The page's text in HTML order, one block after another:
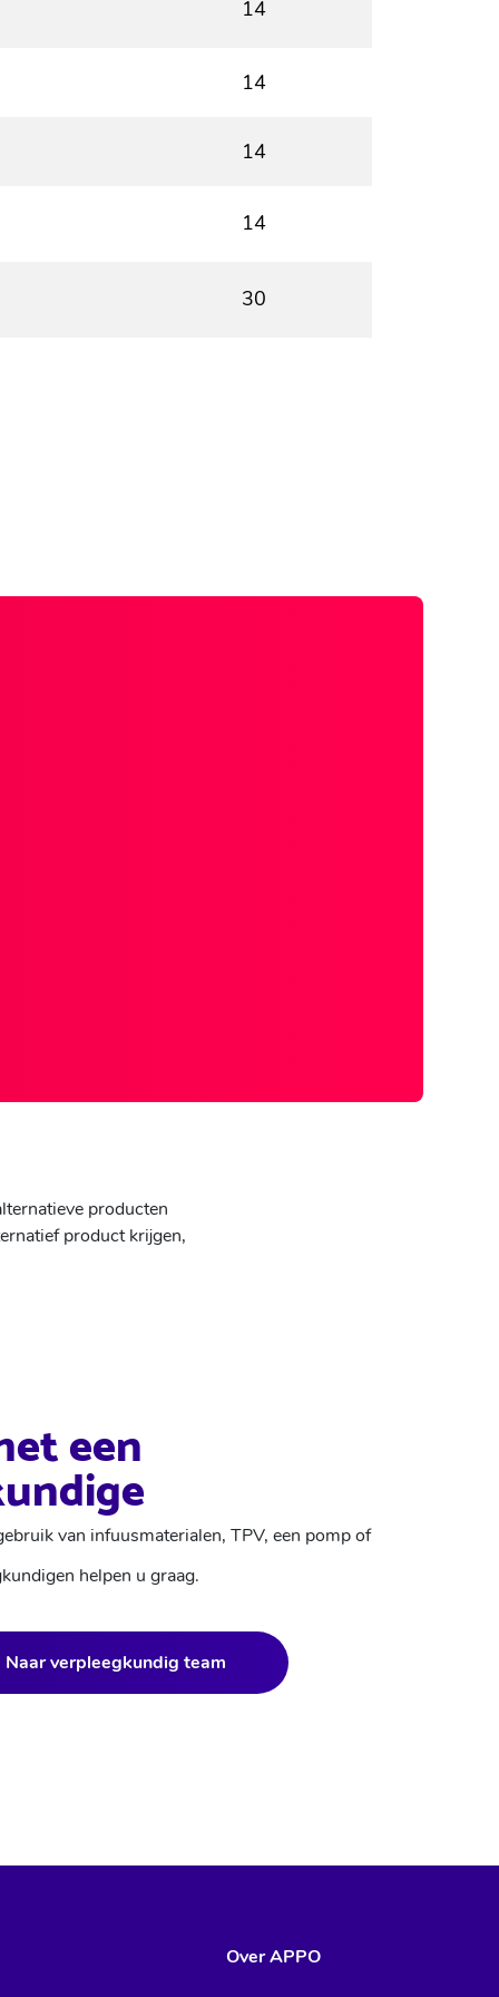
14
14
14
14
30
producten
product krijgen,
een
van infuusmaterialen, TPV, een pomp of
helpen u graag.
Naar verpleegkundig team
Over APPO